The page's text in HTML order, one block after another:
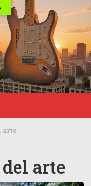
arte
arte